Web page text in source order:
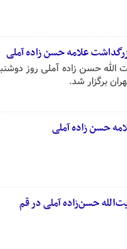
علامه حسن زاده آملی
برگزار شد.
حسن زاده آملی
حسن‌زاده آملی در قم